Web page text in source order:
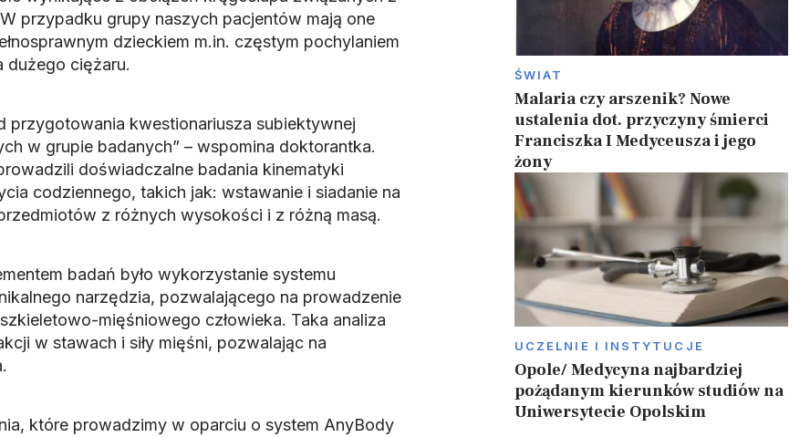
przypadku grupy naszych pacjentów mają one
dzieckiem m.in. częstym pochylaniem
dużego ciężaru.
przygotowania kwestionariusza subiektywnej
w grupie badanych” – wspomina doktorantka.
doświadczalne badania kinematyki
codziennego, takich jak: wstawanie i siadanie na
z różnych wysokości i z różną masą.
badań było wykorzystanie systemu
narzędzia, pozwalającego na prowadzenie
mięśniowego człowieka. Taka analiza
w stawach i siły mięśni, pozwalając na
które prowadzimy w oparciu o system AnyBody
ŚWIAT
Malaria czy arszenik? Nowe
ustalenia dot. przyczyny śmierci
Franciszka I Medyceusza i jego
żony
UCZELNIE I INSTYTUCJE
Opole/ Medycyna najbardziej
pożądanym kierunków studiów na
Uniwersytecie Opolskim